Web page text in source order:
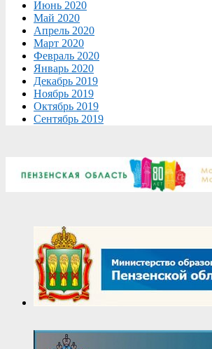
Июнь 2020
Май 2020
Апрель 2020
Март 2020
Февраль 2020
Январь 2020
Декабрь 2019
Ноябрь 2019
Октябрь 2019
Сентябрь 2019